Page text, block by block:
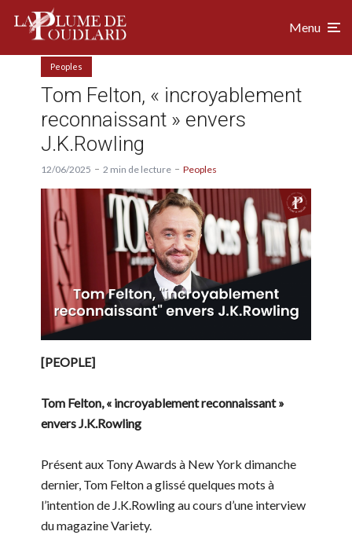
Menu
Peoples
Tom Felton, « incroyablement
reconnaissant » envers
J.K.Rowling
12/06/2025 2 min de lecture Peoples
[PEOPLE]
Tom Felton, « incroyablement reconnaissant »
envers J.K.Rowling
Présent aux Tony Awards à New York dimanche
dernier, Tom Felton a glissé quelques mots à
l’intention de J.K.Rowling au cours d’une interview
du magazine Variety.